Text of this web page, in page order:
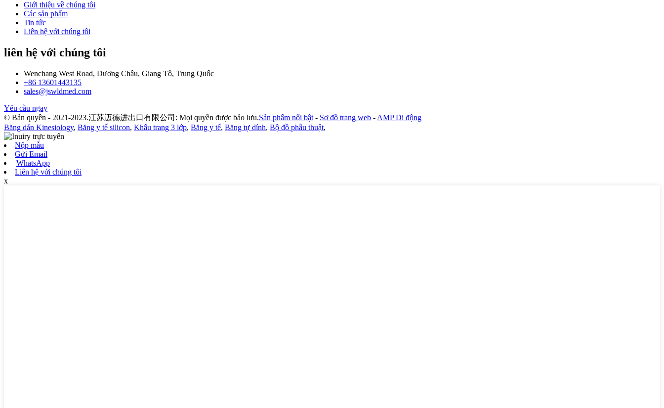
Giới thiệu về chúng tôi
Các sản phẩm
Tin tức
Liên hệ với chúng tôi
liên hệ với chúng tôi
Wenchang West Road, Dương Châu, Giang Tô, Trung Quốc
+86 13601443135
sales@jswldmed.com
Yêu cầu ngay
© Bản quyền - 2021-2023.江苏迈德进出口有限公司: Mọi quyền được bảo lưu.Sản phẩm nổi bật - Sơ đồ trang web - AMP Di động
Băng dán Kinesiology, Băng y tế silicon, Khẩu trang 3 lớp, Băng y tế, Băng tự dính, Bộ đồ phẫu thuật,
Nộp mẫu
Gửi Email
WhatsApp
Liên hệ với chúng tôi
x